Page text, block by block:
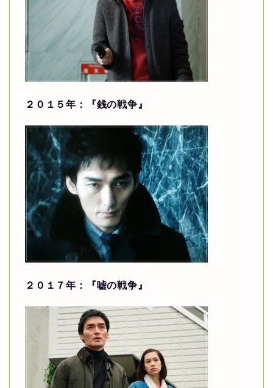
２０１５年：『銭の戦争』
２０１７年：『嘘の戦争』